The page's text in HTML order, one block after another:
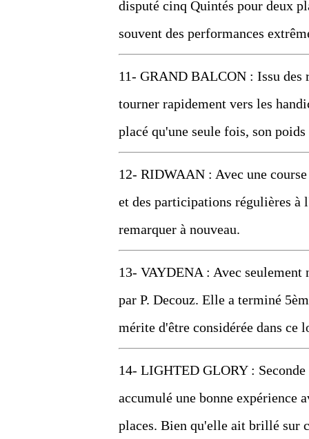
disputé cinq Quintés pour deux
souvent des performances
11- GRAND BALCON : Issu des
tourner rapidement vers les
placé qu'une seule fois, son
12- RIDWAAN : Avec une course
et des participations régulières à
remarquer à nouveau.
13- VAYDENA : Avec seulement
par P. Decouz. Elle a terminé
mérite d'être considérée dans ce
14- LIGHTED GLORY :
accumulé une bonne expérience
places. Bien qu'elle ait brillé sur